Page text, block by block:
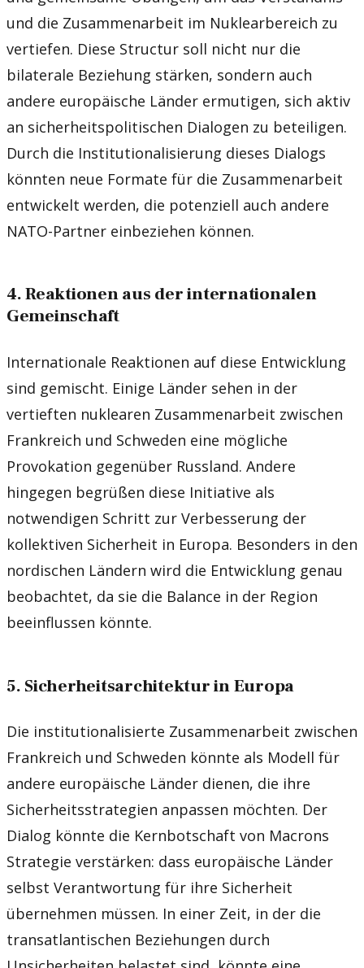
und die Zusammenarbeit im Nuklearbereich zu
vertiefen. Diese Structur soll nicht nur die
bilaterale Beziehung stärken, sondern auch
andere europäische Länder ermutigen, sich aktiv
an sicherheitspolitischen Dialogen zu beteiligen.
Durch die Institutionalisierung dieses Dialogs
könnten neue Formate für die Zusammenarbeit
entwickelt werden, die potenziell auch andere
NATO-Partner einbeziehen können.
4. Reaktionen aus der internationalen
Gemeinschaft
Internationale Reaktionen auf diese Entwicklung
sind gemischt. Einige Länder sehen in der
vertieften nuklearen Zusammenarbeit zwischen
Frankreich und Schweden eine mögliche
Provokation gegenüber Russland. Andere
hingegen begrüßen diese Initiative als
notwendigen Schritt zur Verbesserung der
kollektiven Sicherheit in Europa. Besonders in den
nordischen Ländern wird die Entwicklung genau
beobachtet, da sie die Balance in der Region
beeinflussen könnte.
5. Sicherheitsarchitektur in Europa
Die institutionalisierte Zusammenarbeit zwischen
Frankreich und Schweden könnte als Modell für
andere europäische Länder dienen, die ihre
Sicherheitsstrategien anpassen möchten. Der
Dialog könnte die Kernbotschaft von Macrons
Strategie verstärken: dass europäische Länder
selbst Verantwortung für ihre Sicherheit
übernehmen müssen. In einer Zeit, in der die
transatlantischen Beziehungen durch